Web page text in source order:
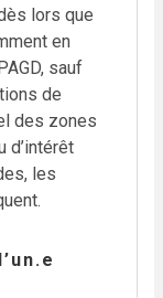
lors que
en
sauf
de
des zones
d’intérêt
les